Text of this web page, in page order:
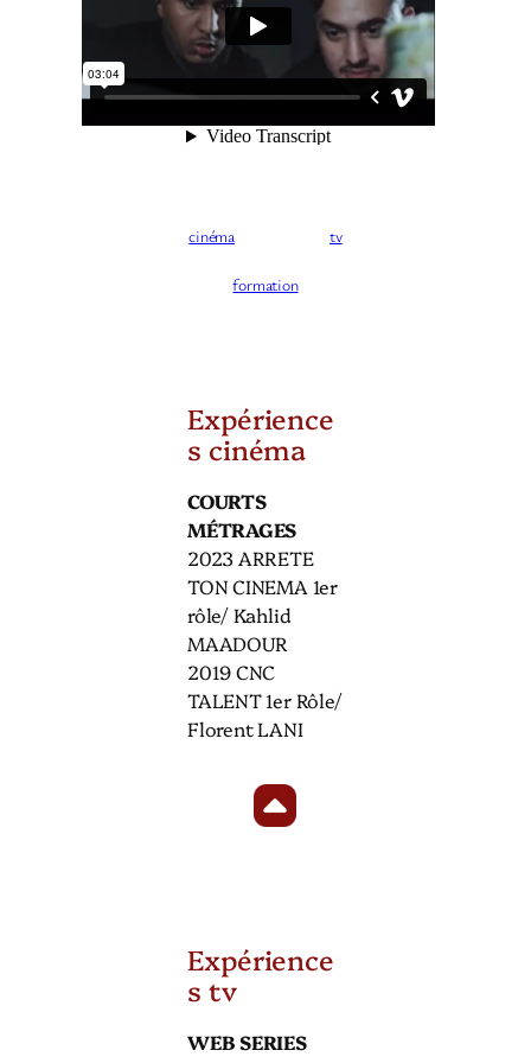
cinéma tv
formation
Expérience
s cinéma
COURTS
MÉTRAGES
2023 ARRETE
TON CINEMA 1er
rôle/ Kahlid
MAADOUR
2019 CNC
TALENT 1er Rôle/
Florent LANI
Expérience
s tv
WEB SERIES